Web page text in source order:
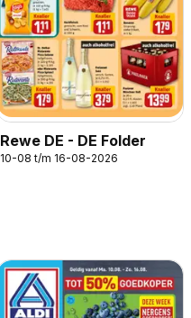
Rewe DE - DE Folder
10-08 t/m 16-08-2026